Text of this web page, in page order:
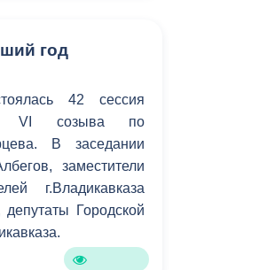
год
42 сессия
VI созыва по
В заседании
заместители
г.Владикавказа
Городской